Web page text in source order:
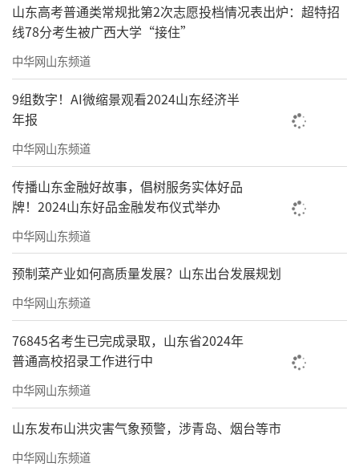
山东高考普通类常规批第2次志愿投档情况表出炉：超特招
线78分考生被广西大学“接住”
中华网山东频道
9组数字！AI微缩景观看2024山东经济半
年报
中华网山东频道
传播山东金融好故事，倡树服务实体好品
牌！2024山东好品金融发布仪式举办
中华网山东频道
预制菜产业如何高质量发展？山东出台发展规划
中华网山东频道
76845名考生已完成录取，山东省2024年
普通高校招录工作进行中
中华网山东频道
山东发布山洪灾害气象预警，涉青岛、烟台等市
中华网山东频道